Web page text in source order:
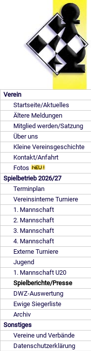
Verein
Startseite/Aktuelles
Ältere Meldungen
Mitglied werden/Satzung
Über uns
Kleine Vereinsgeschichte
Kontakt/Anfahrt
Fotos
Spielbetrieb 2026/27
Terminplan
Vereinsinterne Turniere
1. Mannschaft
2. Mannschaft
3. Mannschaft
4. Mannschaft
Externe Turniere
Jugend
1. Mannschaft U20
Spielberichte/Presse
DWZ-Auswertung
Ewige Siegerliste
Archiv
Sonstiges
Vereine und Verbände
Datenschutzerklärung